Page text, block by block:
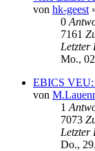
von hk-geest
0
7161
Letzter
Mo.,
EBICS VEU:
von
1
7073
Letzter
Do.,